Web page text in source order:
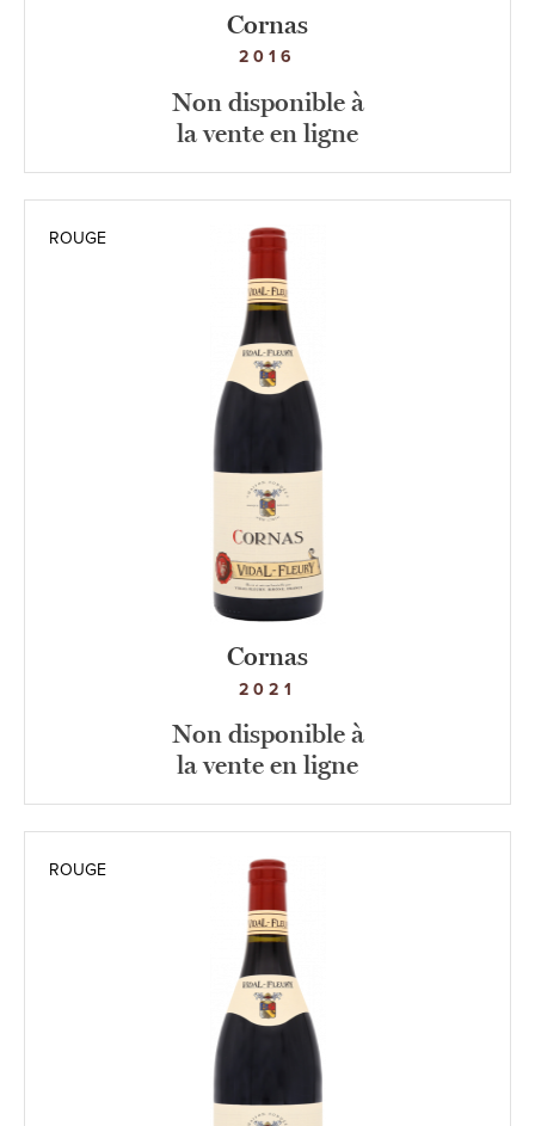
Cornas
2016
Non disponible à
la vente en ligne
ROUGE
Cornas
2021
Non disponible à
la vente en ligne
ROUGE